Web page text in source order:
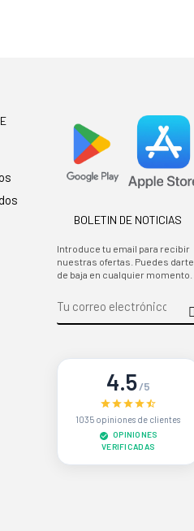
BOLETIN DE NOTICIAS
Introduce tu email para recibir
nuestras ofertas. Puedes darte
de baja en cualquier momento.
4.5/5
1035 opiniones de clientes
OPINIONES
VERIFICADAS